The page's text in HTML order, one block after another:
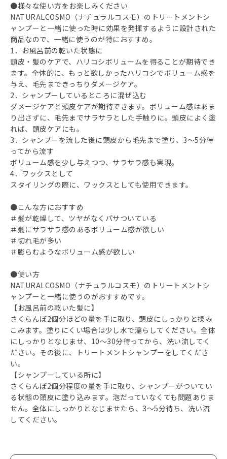
●様々な使い方をお楽しみください
NATURALCOSMO（ナチュラルコスモ）のトリートメントシ
ャンプーと一緒に使った時に効果を発揮するように設計された
商品なので、一緒に使うのが特におすすめ。
1．お風呂前の乾いた状態に
頭皮・髪のケアで、ハリコシボリュームを得ることが期待でき
ます。全体的に、もっと欲しかったハリコシでボリューム感を
与え、毛先まできっちりダメージケア。
2．シャンプーしているところに混ぜ込む
ダメージケアと頭皮ケアが期待できます。ボリューム感はあま
り出さずに、毛先までサラサラとした手触りに。頭皮によく塗
れば、頭皮ケアにも。
3．シャンプーを流した後に頭皮から毛先まで塗り、3～5分待
ってから流す
ボリューム感を少し与えつつ、サラサラ感も実現。
4．ワックスとして
スタイリングの際に、ワックスとしても使用できます。
●こんな方におすすめ
＃髪が乾燥して、ツヤがなくパサついている
＃髪にサラサラ感のあるボリューム感が欲しい
＃切れ毛が多い
＃膨らむようなボリューム感が欲しい
●使い方
NATURALCOSMO（ナチュラルコスモ）のトリートメントシ
ャンプーと一緒に使うのがおすすめです。
【お風呂前の乾いた髪に】
さくらんぼ2個分ほどの量を手に取り、頭皮にしっかりと揉み
こみます。塗りにくい場合は少し水で濡らしてください。全体
にしっかりとなじませ、10～30分待ってから、洗い流してく
ださい。その後に、トリートメントシャンプーをしてくださ
い。
【シャンプーしている所に】
さくらんぼ2個分程度の量を手に取り、シャンプーがついてい
る状態の頭皮に塗り込みます。泡だっていなくても問題ありま
せん。全体にしっかりとなじませたら、3～5分待ち、洗い流
してください。